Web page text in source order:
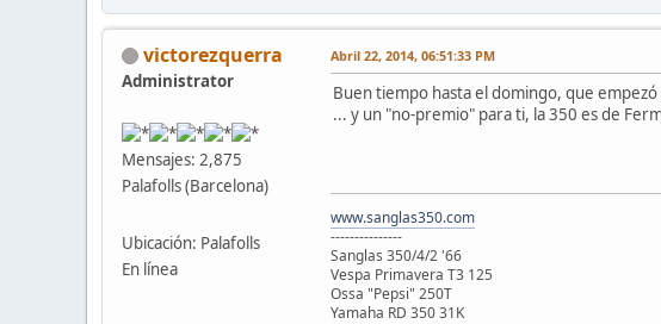
victorezquerra
Administrator
Mensajes: 2,875
Palafolls (Barcelona)
Ubicación: Palafolls
En línea
Abril 22, 2014, 06:51:33 PM
Buen tiempo hasta el domingo, que
... y un "no-premio" para ti, la 350 es de
www.sanglas350.com
---------------
Sanglas 350/4/2 '66
Vespa Primavera T3 125
Ossa "Pepsi" 250T
Yamaha RD 350 31K